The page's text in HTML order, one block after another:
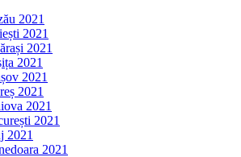
2021
2021
2021
2021
2021
2021
2021
2021
2021
2021